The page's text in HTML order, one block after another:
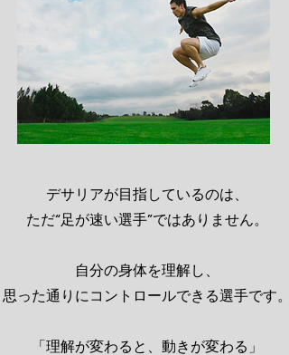
デサリアが目指しているのは、
ただ“足が速い選手”ではありません。
自分の身体を理解し、
思った通りにコントロールできる選手です。
「理解が変わると、動きが変わる」